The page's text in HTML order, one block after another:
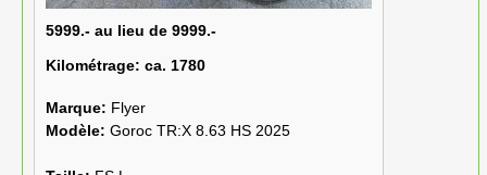
5999.- au lieu de 9999.-
Kilométrage: ca. 1780
Marque: Flyer
Modèle: Goroc TR:X 8.63 HS 2025